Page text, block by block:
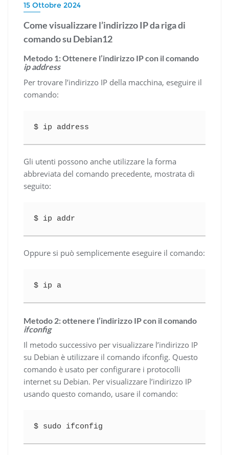
15 Ottobre 2024
Come visualizzare l’indirizzo IP da riga di
comando su Debian12
Metodo 1: Ottenere l’indirizzo IP con il comando
ip address
Per trovare l’indirizzo IP della macchina, eseguire il
comando:
$ ip address
Gli utenti possono anche utilizzare la forma
abbreviata del comando precedente, mostrata di
seguito:
$ ip addr
Oppure si può semplicemente eseguire il comando:
$ ip a
Metodo 2: ottenere l’indirizzo IP con il comando
ifconfig
Il metodo successivo per visualizzare l’indirizzo IP
su Debian è utilizzare il comando ifconfig. Questo
comando è usato per configurare i protocolli
internet su Debian. Per visualizzare l’indirizzo IP
usando questo comando, usare il comando:
$ sudo ifconfig